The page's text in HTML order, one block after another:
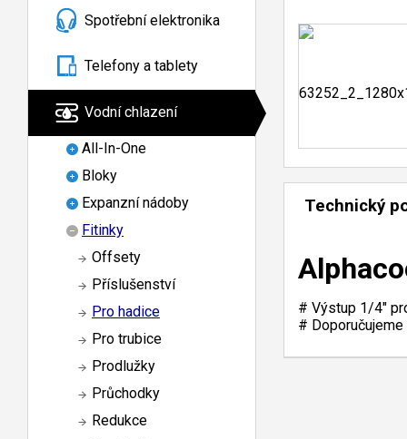
Spotřební elektronika
Telefony a tablety
Vodní chlazení
All-In-One
Bloky
Expanzní nádoby
Fitinky
Offsety
Příslušenství
Pro hadice
Pro trubice
Prodlužky
Průchodky
Redukce
Technický
# Výstup 1/4"
#